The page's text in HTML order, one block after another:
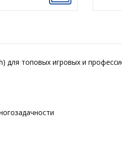
для топовых игровых и